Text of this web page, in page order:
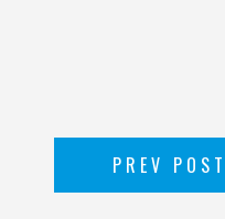
PREV POST